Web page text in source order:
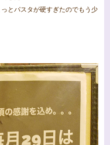
とパスタが硬すぎたのでもう少